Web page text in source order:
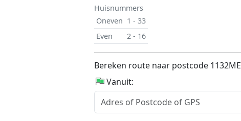
Huisnummers
Oneven 1 - 33
Even
2 - 16
Bereken route naar postcode 1132ME
Vanuit: